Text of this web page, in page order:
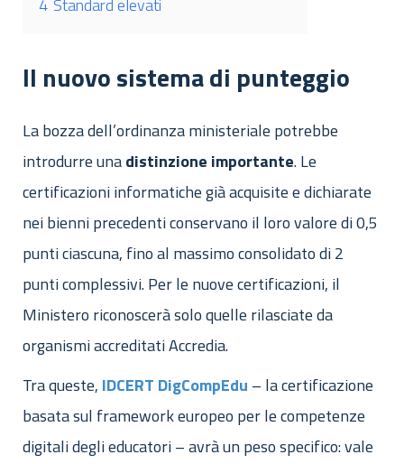
Il nuovo sistema di punteggio
La bozza dell’ordinanza ministeriale potrebbe
introdurre unadistinzione importante. Le
certificazioni informatiche già acquisite e dichiarate
nei bienni precedenti conservano il loro valore di 0,5
punti ciascuna, fino al massimo consolidato di 2
punti complessivi. Per le nuove certificazioni, il
Ministero riconoscerà solo quelle rilasciate da
organismi accreditati Accredia.
Tra queste, IDCERT DigCompEdu – la certificazione
basata sul framework europeo per le competenze
digitali degli educatori – avrà un peso specifico: vale